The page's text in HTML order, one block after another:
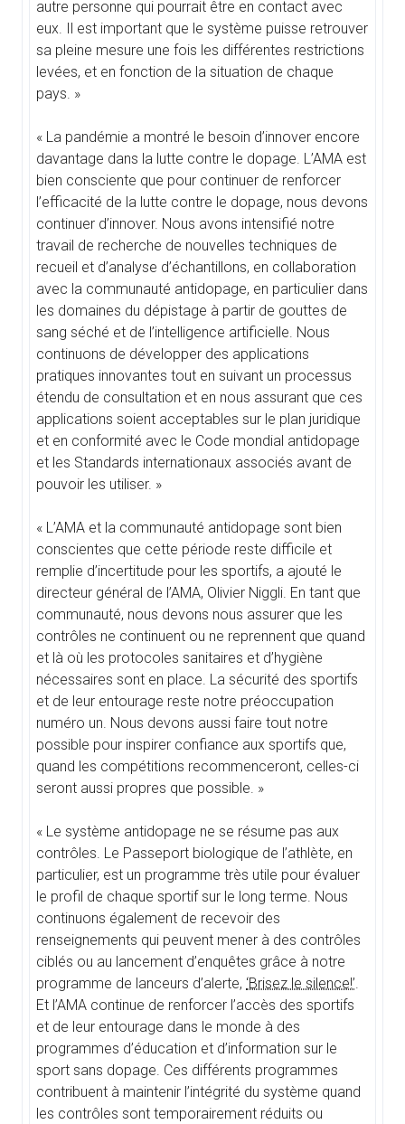
autre personne qui pourrait être en contact avec
eux. Il est important que le système puisse retrouver
sa pleine mesure une fois les différentes restrictions
levées, et en fonction de la situation de chaque
pays. »
« La pandémie a montré le besoin d’innover encore
davantage dans la lutte contre le dopage. L’AMA est
bien consciente que pour continuer de renforcer
l’efficacité de la lutte contre le dopage, nous devons
continuer d’innover. Nous avons intensifié notre
travail de recherche de nouvelles techniques de
recueil et d’analyse d’échantillons, en collaboration
avec la communauté antidopage, en particulier dans
les domaines du dépistage à partir de gouttes de
sang séché et de l’intelligence artificielle. Nous
continuons de développer des applications
pratiques innovantes tout en suivant un processus
étendu de consultation et en nous assurant que ces
applications soient acceptables sur le plan juridique
et en conformité avec le Code mondial antidopage
et les Standards internationaux associés avant de
pouvoir les utiliser. »
« L’AMA et la communauté antidopage sont bien
conscientes que cette période reste difficile et
remplie d’incertitude pour les sportifs, a ajouté le
directeur général de l’AMA, Olivier Niggli. En tant que
communauté, nous devons nous assurer que les
contrôles ne continuent ou ne reprennent que quand
et là où les protocoles sanitaires et d’hygiène
nécessaires sont en place. La sécurité des sportifs
et de leur entourage reste notre préoccupation
numéro un. Nous devons aussi faire tout notre
possible pour inspirer confiance aux sportifs que,
quand les compétitions recommenceront, celles-ci
seront aussi propres que possible. »
« Le système antidopage ne se résume pas aux
contrôles. Le Passeport biologique de l’athlète, en
particulier, est un programme très utile pour évaluer
le profil de chaque sportif sur le long terme. Nous
continuons également de recevoir des
renseignements qui peuvent mener à des contrôles
ciblés ou au lancement d’enquêtes grâce à notre
programme de lanceurs d’alerte, ‘Brisez le silence!’.
Et l’AMA continue de renforcer l’accès des sportifs
et de leur entourage dans le monde à des
programmes d’éducation et d’information sur le
sport sans dopage. Ces différents programmes
contribuent à maintenir l’intégrité du système quand
les contrôles sont temporairement réduits ou